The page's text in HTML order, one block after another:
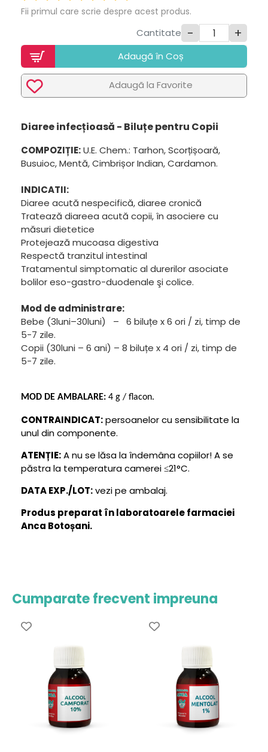
Fii primul care scrie despre acest produs.
Cantitate - +
Adaugã în Coș
Adaugã la Favorite
Diaree infecțioasă - Biluțe pentru Copii
COMPOZIȚIE:U.E. Chem.: Tarhon, Scorțișoară,
Busuioc, Mentă, Cimbrișor Indian, Cardamon.
INDICATII:
Diaree acută nespecifică, diaree cronică
Tratează diareea acută copii, în asociere cu
măsuri dietetice
Protejează mucoasa digestiva
Respectă tranzitul intestinal
Tratamentul simptomatic al durerilor asociate
bolilor eso-gastro-duodenale şi colice.
Mod de administrare:
Bebe (3luni–30luni) – 6 biluțe x 6 ori / zi, timp de
5-7 zile.
Copii (30luni – 6 ani) – 8 biluțe x 4 ori / zi, timp de
5-7 zile.
MOD DE AMBALARE: 4 g / flacon.
CONTRAINDICAT:persoanelor cu sensibilitate la
unul din componente.
ATENȚIE:A nu se lăsa la îndemâna copiilor! A se
păstra la temperatura camerei ≤21°C.
DATA EXP./LOT:vezi pe ambalaj.
Produs preparat în laboratoarele farmaciei
Anca Botoșani.
Cumparate frecvent impreuna